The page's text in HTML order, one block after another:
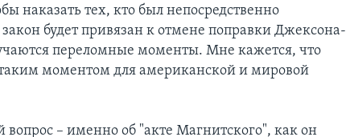
наказать тех, кто был непосредственно
будет привязан к отмене поправки Джексона-
переломные моменты. Мне кажется, что
таким моментом для американской и мировой
– именно об "акте Магнитского", как он